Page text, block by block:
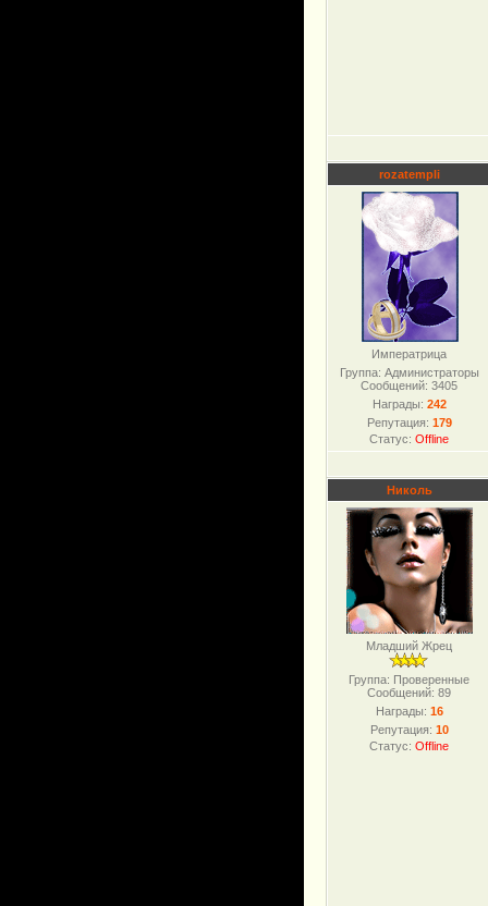
rozatempli
Императрица
Группа: Администраторы
Сообщений:3405
Награды: 242
Репутация: 179
Статус:Offline
Николь
Младший Жрец
Группа: Проверенные
Сообщений:89
Награды: 16
Репутация: 10
Статус:Offline